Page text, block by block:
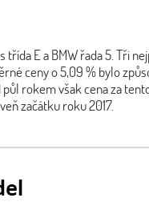
E a BMW řada 5. Tři
ceny o 5,09 % bylo
rokem však cena za
začátku roku 2017.